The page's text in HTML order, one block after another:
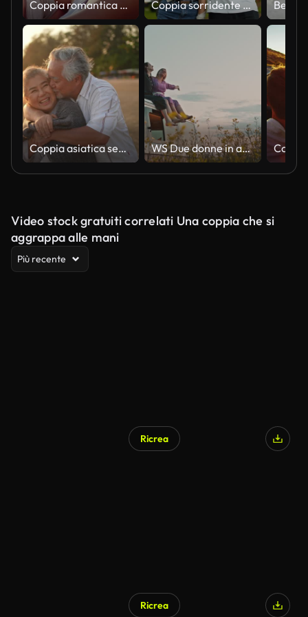
Coppia romantica che si abbraccia sulla spiaggia Coppia sorridente che mangia gelato
Coppia asiatica senior godersi una vacanza romantica sulla spiaggia al tramonto estivo WS Due donne in abbraccio siedono sul tetto di un camper parcheggiato nel campo di canola al crepuscolo
Video stock gratuiti correlati Una coppia che si
aggrappa alle mani
Più recente
Ricrea
Ricrea